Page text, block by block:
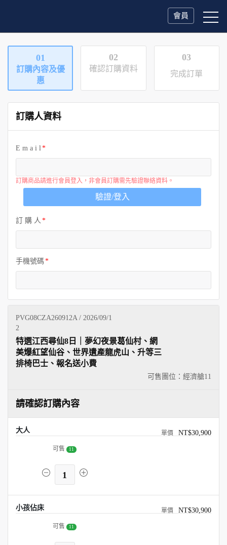
會員
01
訂購內容及優
惠
02
確認訂購資料
03
完成訂單
訂購人資料
E m a i l
訂購商品請進行會員登入，非會員訂購需先驗證聯絡資料。
驗證/登入
訂 購 人
手機號碼
PVG08CZA260912A / 2026/09/1
2
可售團位：經濟艙11
特選江西尋仙8日｜夢幻夜景葛仙村、網
美爆紅望仙谷、世界遺產龍虎山、升等三
排椅巴士、報名送小費
請確認訂購內容
大人 NT$30,900
可售 11
1
小孩佔床 NT$30,900
可售 11